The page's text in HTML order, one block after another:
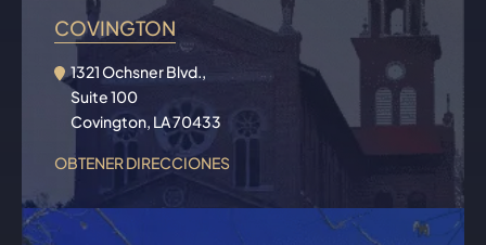
COVINGTON
1321 Ochsner Blvd.,
Suite 100
Covington, LA 70433
OBTENER DIRECCIONES